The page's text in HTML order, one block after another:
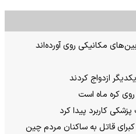
مکانیکی روی آورده‌اند
ازدواج کردند
کره ماه است
کاربرد پیدا کرد